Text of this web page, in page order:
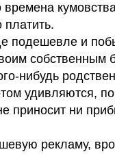
времена
подешевле и
собственным
нибудь
удивляются,
приносит ни
рекламу,